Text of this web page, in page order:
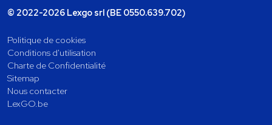
© 2022-2026 Lexgo srl (BE 0550.639.702)
Politique de cookies
Conditions d'utilisation
Charte de Confidentialité
Sitemap
Nous contacter
LexGO.be